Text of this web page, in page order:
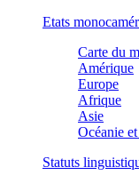
Etats
Carte du
Amérique
Europe
Afrique
Asie
Océanie
Statuts